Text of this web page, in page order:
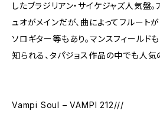
したブラジリアン・サイケジャズ人気盤
ュオがメインだが、曲によってフルート
ソロギター等もあり。マンスフィールド
知られる、タパジョス作品の中でも人気
Vampi Soul – VAMPI 212///